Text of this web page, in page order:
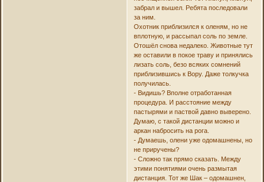
забрал и вышел. Ребята последовали
за ним.
Охотник приблизился к оленям, но не
вплотную, и рассыпал соль по земле.
Отошёл снова недалеко. Животные тут
же оставили в покое траву и принялись
лизать соль, безо всяких сомнений
приблизившись к Вору. Даже толкучка
получилась.
- Видишь? Вполне отработанная
процедура. И расстояние между
пастырями и паствой давно выверено.
Думаю, с такой дистанции можно и
аркан набросить на рога.
- Думаешь, олени уже одомашнены, но
не приручены?
- Сложно так прямо сказать. Между
этими понятиями очень размытая
дистанция. Тот же Шак – одомашнен,